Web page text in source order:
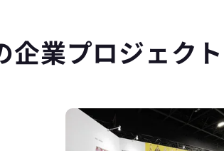
企業プロジェクト